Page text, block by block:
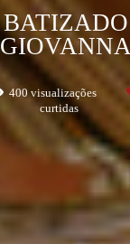
BATIZADO
GIOVANNA
400 visualizações
curtidas